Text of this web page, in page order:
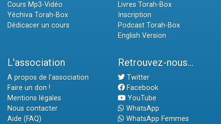
Cours Mp3-Vidéo
Yéchiva Torah-Box
Dédicacer un cours
Livres Torah-Box
Inscription
Podcast Torah-Box
English Version
L'association
A propos de l'association
Faire un don !
Mentions légales
Nous contacter
Aide (FAQ)
Retrouvez-nous...
Twitter
Facebook
YouTube
WhatsApp
WhatsApp Femmes